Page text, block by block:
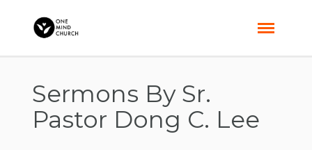
Sermons By Sr.
Pastor Dong C. Lee